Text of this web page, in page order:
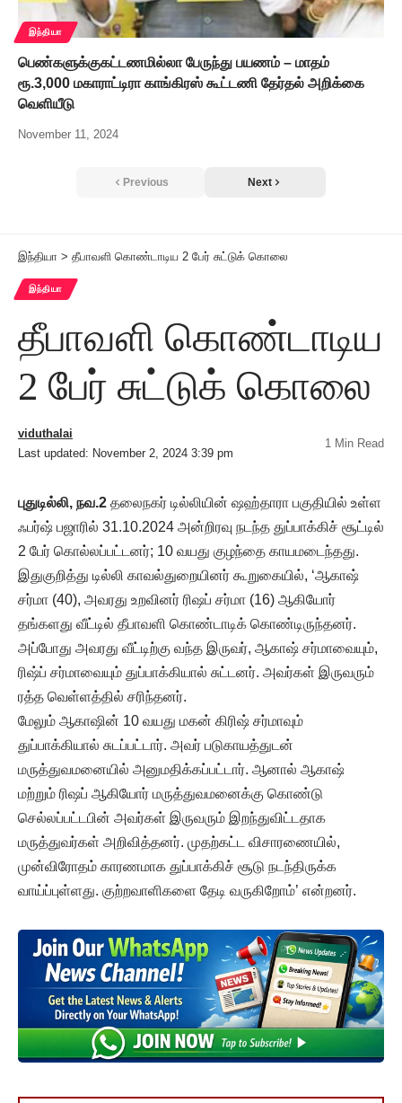
இந்தியா
பெண்களுக்குகட்டணமில்லா பேருந்து பயணம் – மாதம்
ரூ.3,000 மகாராட்டிரா காங்கிரஸ் கூட்டணி தேர்தல் அறிக்கை
வெளியீடு
November 11, 2024
Previous Next
இந்தியா > தீபாவளி கொண்டாடிய 2 பேர் சுட்டுக் கொலை
இந்தியா
தீபாவளி கொண்டாடிய
2 பேர் சுட்டுக் கொலை
Last updated: November 2, 2024 3:39 pm
viduthalai
1 Min Read
புதுடில்லி, நவ.2 தலைநகர் டில்லியின் ஷஹ்தாரா பகுதியில் உள்ள
ஃபர்ஷ் பஜாரில் 31.10.2024 அன்றிரவு நடந்த துப்பாக்கிச் சூட்டில்
2 பேர் கொல்லப்பட்டனர்; 10 வயது குழந்தை காயமடைந்தது.
இதுகுறித்து டில்லி காவல்துறையினர் கூறுகையில், ‘ஆகாஷ்
சர்மா (40), அவரது உறவினர் ரிஷப் சர்மா (16) ஆகியோர்
தங்களது வீட்டில் தீபாவளி கொண்டாடிக் கொண்டிருந்தனர்.
அப்போது அவரது வீட்டிற்கு வந்த இருவர், ஆகாஷ் சர்மாவையும்,
ரிஷ்ப் சர்மாவையும் துப்பாக்கியால் சுட்டனர். அவர்கள் இருவரும்
ரத்த வெள்ளத்தில் சரிந்தனர்.
மேலும் ஆகாஷின் 10 வயது மகன் கிரிஷ் சர்மாவும்
துப்பாக்கியால் சுடப்பட்டார். அவர் படுகாயத்துடன்
மருத்துவமனையில் அனுமதிக்கப்பட்டார். ஆனால் ஆகாஷ்
மற்றும் ரிஷப் ஆகியோர் மருத்துவமனைக்கு கொண்டு
செல்லப்பட்டபின் அவர்கள் இருவரும் இறந்துவிட்டதாக
மருத்துவர்கள் அறிவித்தனர். முதற்கட்ட விசாரணையில்,
முன்விரோதம் காரணமாக துப்பாக்கிச் சூடு நடந்திருக்க
வாய்ப்புள்ளது. குற்றவாளிகளை தேடி வருகிறோம்’ என்றனர்.